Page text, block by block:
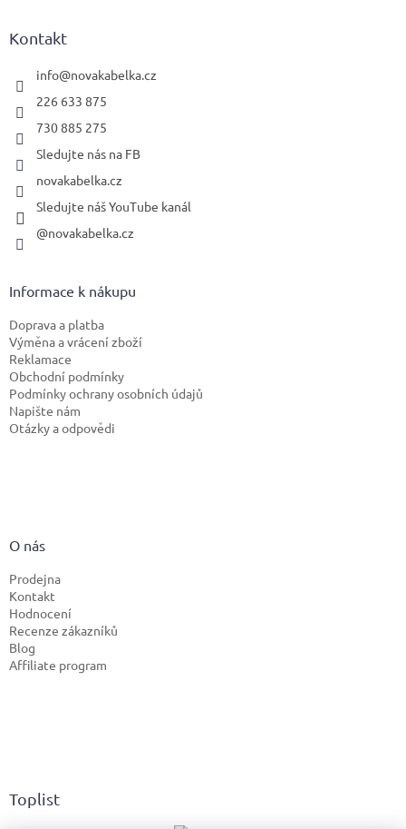
Kontakt
info@novakabelka.cz
226 633 875
730 885 275
Sledujte nás na FB
novakabelka.cz
Sledujte náš YouTube kanál
@novakabelka.cz
Informace k nákupu
Doprava a platba
Výměna a vrácení zboží
Reklamace
Obchodní podmínky
Podmínky ochrany osobních údajů
Napište nám
Otázky a odpovědi
O nás
Prodejna
Kontakt
Hodnocení
Recenze zákazníků
Blog
Affiliate program
Toplist